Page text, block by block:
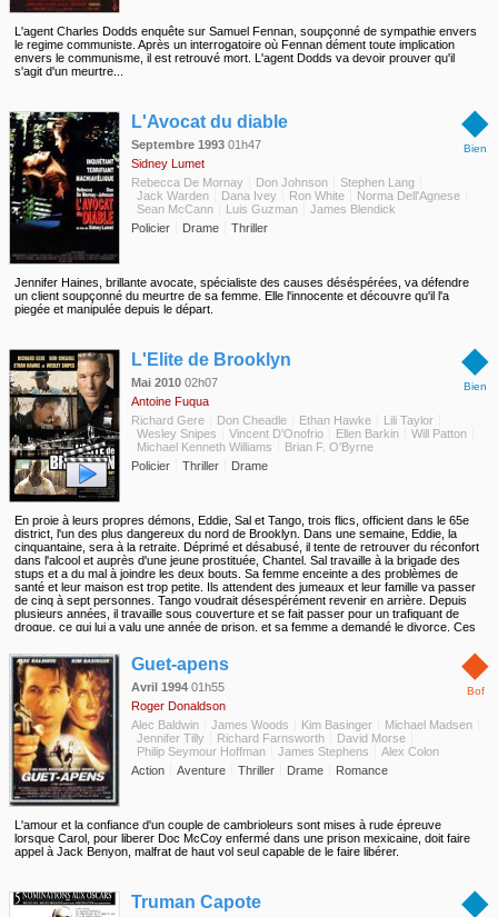
L'agent Charles Dodds enquête sur Samuel Fennan, soupçonné de sympathie envers
le regime communiste. Après un interrogatoire où Fennan dément toute implication
envers le communisme, il est retrouvé mort. L'agent Dodds va devoir prouver qu'il
s'agit d'un meurtre...
◆
Bien
L'Avocat du diable
Septembre 1993 01h47
Sidney Lumet
Rebecca De Mornay
Don Johnson
Stephen Lang
Jack Warden
Dana Ivey Ron White
Norma Dell'Agnese
Sean McCann
Luis Guzman
James Blendick
Policier
Drame Thriller
Jennifer Haines, brillante avocate, spécialiste des causes déséspérées, va défendre
un client soupçonné du meurtre de sa femme. Elle l'innocente et découvre qu'il l'a
piegée et manipulée depuis le départ.
◆
Bien
L'Elite de Brooklyn
Mai 2010 02h07
Antoine Fuqua
Richard Gere
Don Cheadle Ethan Hawke
Lili Taylor
Wesley Snipes
Vincent D'Onofrio Ellen Barkin
Will Patton
Michael Kenneth Williams
Brian F. O'Byrne
Policier
Thriller Drame
En proie à leurs propres démons, Eddie, Sal et Tango, trois flics, officient dans le 65e
district, l'un des plus dangereux du nord de Brooklyn. Dans une semaine, Eddie, la
cinquantaine, sera à la retraite. Déprimé et désabusé, il tente de retrouver du réconfort
dans l'alcool et auprès d'une jeune prostituée, Chantel. Sal travaille à la brigade des
stups et a du mal à joindre les deux bouts. Sa femme enceinte a des problèmes de
santé et leur maison est trop petite. Ils attendent des jumeaux et leur famille va passer
de cinq à sept personnes. Tango voudrait désespérément revenir en arrière. Depuis
plusieurs années, il travaille sous couverture et se fait passer pour un trafiquant de
drogue, ce qui lui a valu une année de prison, et sa femme a demandé le divorce. Ces
Brooklyn...
◆
Bof
Guet-apens
Avril 1994 01h55
Roger Donaldson
Alec Baldwin
James Woods Kim Basinger
Michael Madsen
Jennifer Tilly
Richard Farnsworth
David Morse
Philip Seymour Hoffman
James Stephens
Alex Colon
Action
Aventure Thriller Drame Romance
L'amour et la confiance d'un couple de cambrioleurs sont mises à rude épreuve
lorsque Carol, pour liberer Doc McCoy enfermé dans une prison mexicaine, doit faire
appel à Jack Benyon, malfrat de haut vol seul capable de le faire libérer.
◆
Truman Capote